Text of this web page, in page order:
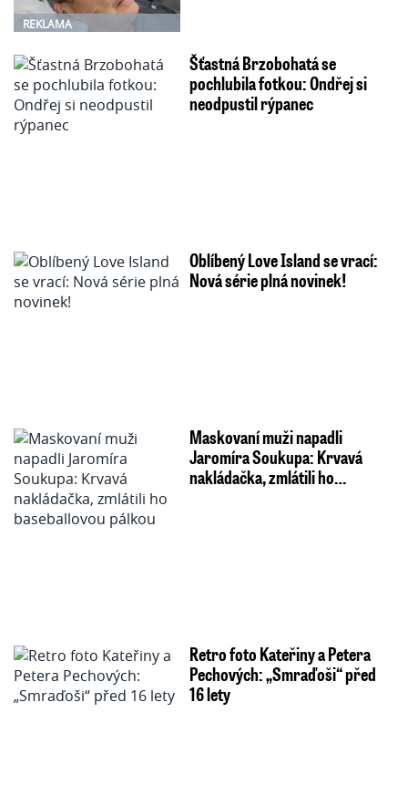
REKLAMA
Šťastná Brzobohatá se
pochlubila fotkou: Ondřej si
neodpustil rýpanec
Oblíbený Love Island se vrací:
Nová série plná novinek!
Maskovaní muži napadli
Jaromíra Soukupa: Krvavá
nakládačka, zmlátili ho…
Retro foto Kateřiny a Petera
Pechových: „Smraďoši“ před
16 lety